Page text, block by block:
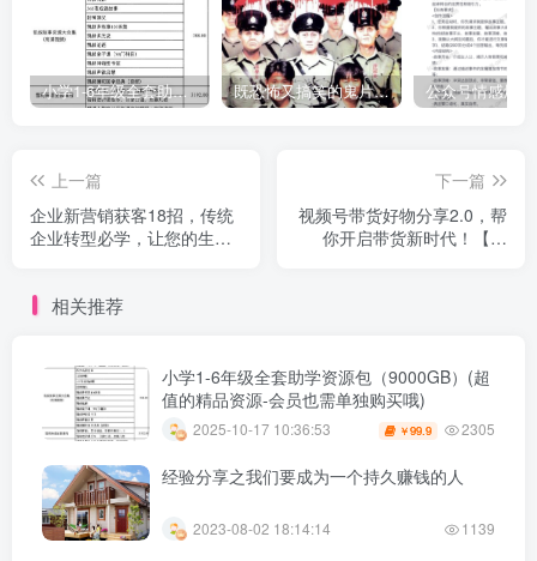
小学1-6年级全套助学资源包（9000GB）(超值的精品资源-会员也需单独购买哦) 既恐怖又搞笑的鬼片（10部猛鬼恐怖片都是喜剧片）
上一篇
企业新营销获客18招，传统
企业转型必学，让您的生意
下一篇
视频号带货好物分享2.0，帮
你开启带货新时代！【揭
相关推荐
小学1-6年级全套助学资源包（9000GB）(超
值的精品资源-会员也需单独购买哦)
2025-10-17 10:36:53 ￥99.9 2305
经验分享之我们要成为一个持久赚钱的人
2023-08-02 18:14:14 1139